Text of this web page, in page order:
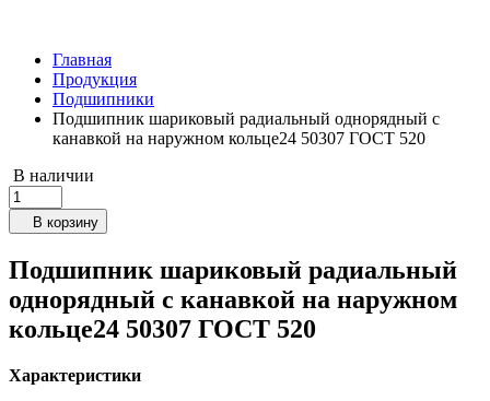
Главная
Продукция
Подшипники
Подшипник шариковый радиальный однорядный с
канавкой на наружном кольце24 50307 ГОСТ 520
В наличии
В корзину
Подшипник шариковый радиальный
однорядный с канавкой на наружном
кольце24 50307 ГОСТ 520
Характеристики